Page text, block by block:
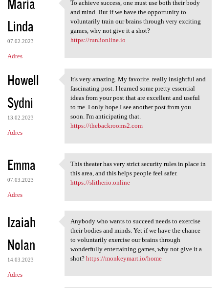
Linda
07.02.2023
Adres
To achieve success, one must
To achieve success, one must use both their body
and mind. But if we have the opportunity to
voluntarily train our brains through very exciting
games, why not give it a shot?
https://run3online.io
Howell
Sydni
13.02.2023
Adres
It's very amazing. My
It's very amazing. My favorite. really insightful and
fascinating post. I learned some pretty essential
ideas from your post that are excellent and useful
to me. I only hope I see another post from you
soon. I'm anticipating that.
https://thebackrooms2.com
Emma
07.03.2023
Adres
This theater has very strict
This theater has very strict security rules in place in
this area, and this helps people feel safer.
https://slitherio.online
Izaiah
Nolan
14.03.2023
Adres
Anybody who wants to succeed
Anybody who wants to succeed needs to exercise
their bodies and minds. Yet if we have the chance
to voluntarily exercise our brains through
wonderfully entertaining games, why not give it a
shot? https://monkeymart.io/home